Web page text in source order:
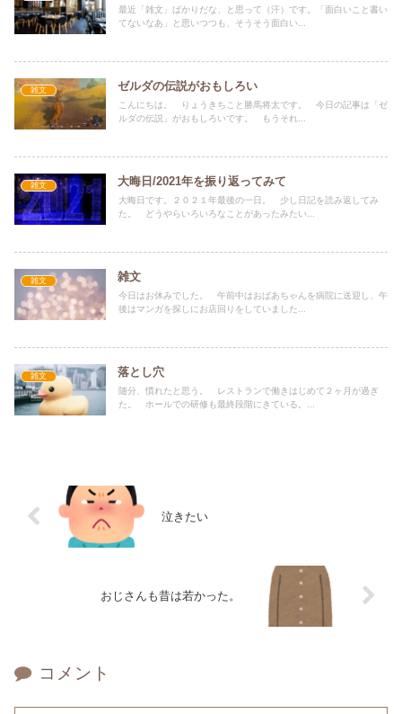
最近「雑文」ばかりだな、と思って（汗）です。「面白いこと書い
てないなあ」と思いつつも、そうそう面白い...
雑文 ゼルダの伝説がおもしろい
こんにちは。 りょうきちこと勝馬将太です。 今日の記事は「ゼ
ルダの伝説」がおもしろいです。 もうそれ...
雑文 大晦日/2021年を振り返ってみて
大晦日です。２０２１年最後の一日。 少し日記を読み返してみ
た。 どうやらいろいろなことがあったみたい...
雑文 雑文
今日はお休みでした。 午前中はおばあちゃんを病院に送迎し、午
後はマンガを探しにお店回りをしていました...
雑文 落とし穴
随分、慣れたと思う。 レストランで働きはじめて２ヶ月が過ぎ
た。 ホールでの研修も最終段階にきている。...
泣きたい
おじさんも昔は若かった。
コメント